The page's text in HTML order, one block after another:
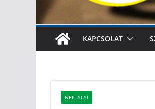
KAPCSOLAT
NEK 2020